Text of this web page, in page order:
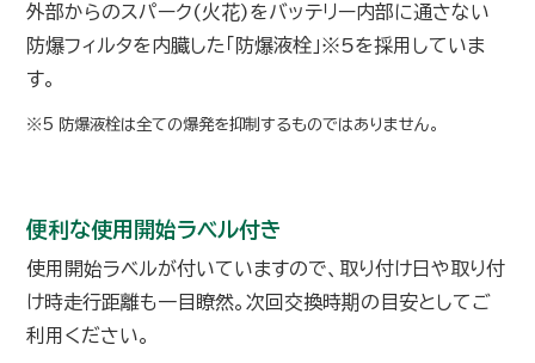
外部からのスパーク(火花)をバッテリー内部に通さない
防爆フィルタを内臓した「防爆液栓」※5を採用していま
す。
※5 防爆液栓は全ての爆発を抑制するものではありません。
便利な使用開始ラベル付き
使用開始ラベルが付いていますので、取り付け日や取り付
け時走行距離も一目瞭然。次回交換時期の目安としてご
利用ください。